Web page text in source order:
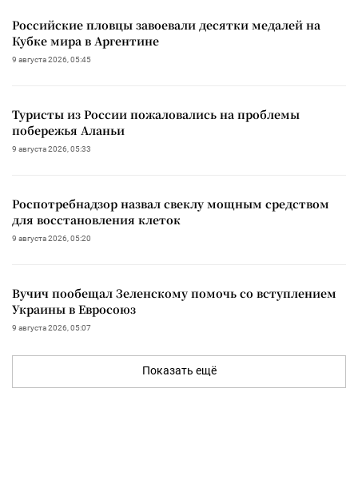
Российские пловцы завоевали десятки медалей на
Кубке мира в Аргентине
9 августа 2026, 05:45
Туристы из России пожаловались на проблемы
побережья Аланьи
9 августа 2026, 05:33
Роспотребнадзор назвал свеклу мощным средством
для восстановления клеток
9 августа 2026, 05:20
Вучич пообещал Зеленскому помочь со вступлением
Украины в Евросоюз
9 августа 2026, 05:07
Показать ещё